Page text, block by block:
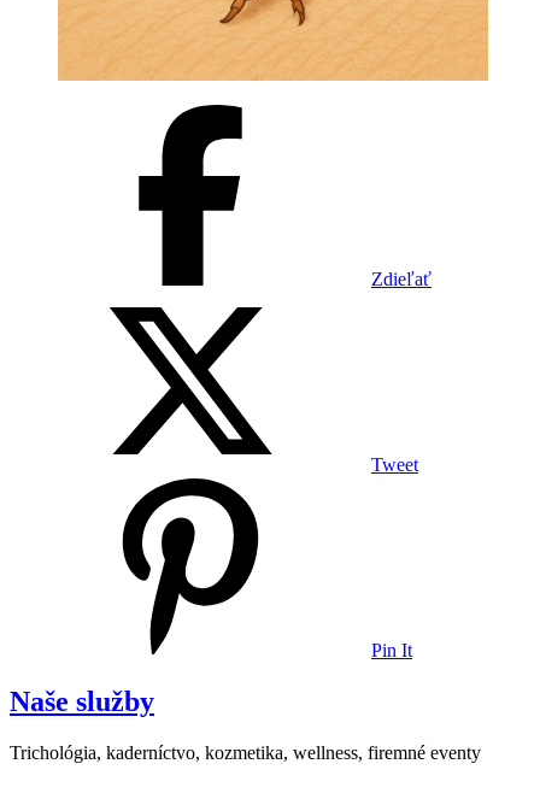
Zdieľať
Tweet
Pin It
Naše služby
Trichológia, kaderníctvo, kozmetika, wellness, firemné eventy